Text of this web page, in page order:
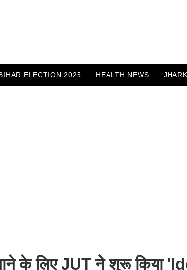
ELECTION 2025 HEALTH NEWS
के लिए JUT ने शुरू किया